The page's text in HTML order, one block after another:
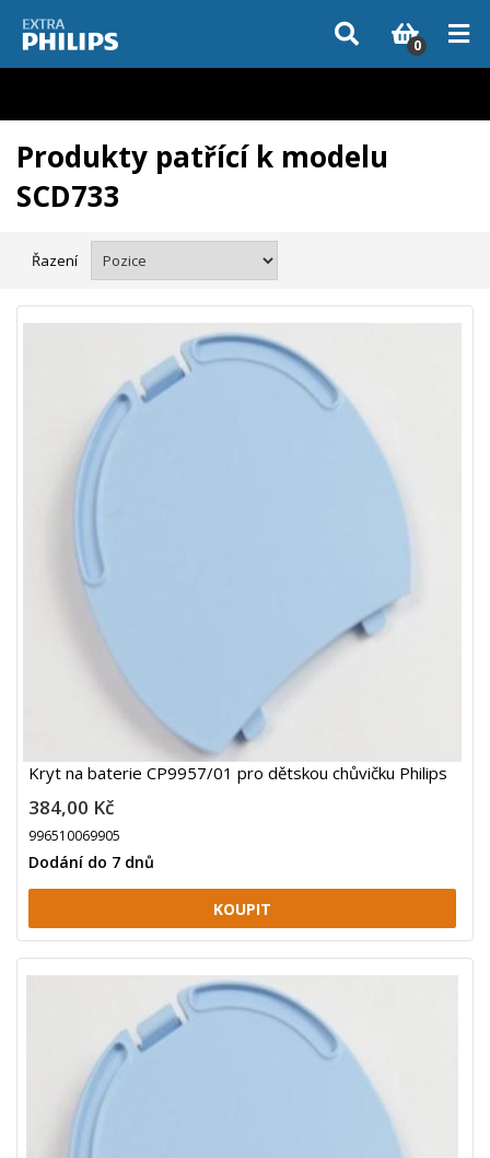
Vzhledem k aktuální situaci se může dodání dílů, které nejsou skladem,
zpozdit. Děkujeme za pochopení.
0
Produkty patřící k modelu
SCD733
Řazení
Kryt na baterie CP9957/01 pro dětskou chůvičku Philips
384,00 Kč
996510069905
Dodání do 7 dnů